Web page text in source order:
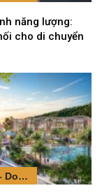
năng lượng:
cho di chuyển
Doanh nhân - Doanh nghiệp